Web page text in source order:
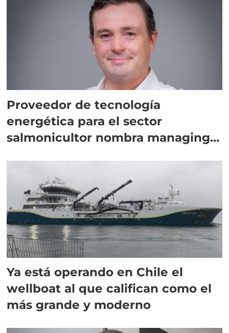
Proveedor de tecnología
energética para el sector
salmonicultor nombra managing
Ya está operando en Chile el
wellboat al que califican como el
más grande y moderno